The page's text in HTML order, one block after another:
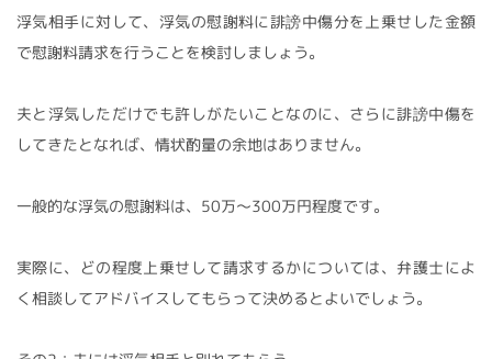
浮気相手に対して、浮気の慰謝料に誹謗中傷分を上乗せした金額
で慰謝料請求を行うことを検討しましょう。
夫と浮気しただけでも許しがたいことなのに、さらに誹謗中傷を
してきたとなれば、情状酌量の余地はありません。
一般的な浮気の慰謝料は、50万～300万円程度です。
実際に、どの程度上乗せして請求するかについては、弁護士によ
く相談してアドバイスしてもらって決めるとよいでしょう。